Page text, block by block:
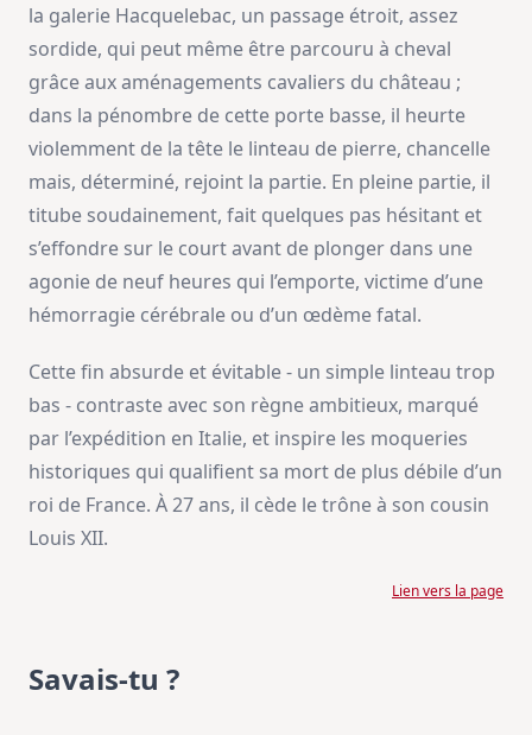
la galerie Hacquelebac, un passage étroit, assez
sordide, qui peut même être parcouru à cheval
grâce aux aménagements cavaliers du château ;
dans la pénombre de cette porte basse, il heurte
violemment de la tête le linteau de pierre, chancelle
mais, déterminé, rejoint la partie. En pleine partie, il
titube soudainement, fait quelques pas hésitant et
s’effondre sur le court avant de plonger dans une
agonie de neuf heures qui l’emporte, victime d’une
hémorragie cérébrale ou d’un œdème fatal.
Cette fin absurde et évitable - un simple linteau trop
bas - contraste avec son règne ambitieux, marqué
par l’expédition en Italie, et inspire les moqueries
historiques qui qualifient sa mort de plus débile d’un
roi de France. À 27 ans, il cède le trône à son cousin
Louis XII.
Lien vers la page
Savais-tu ?